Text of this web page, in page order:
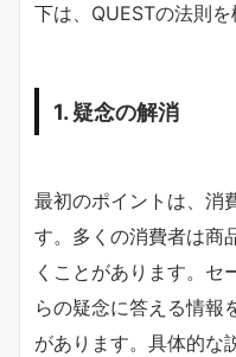
下は、QUESTの法則を
1. 疑念の解消
最初のポイントは、消
す。多くの消費者は商
くことがあります。セ
らの疑念に答える情報
があります。具体的な